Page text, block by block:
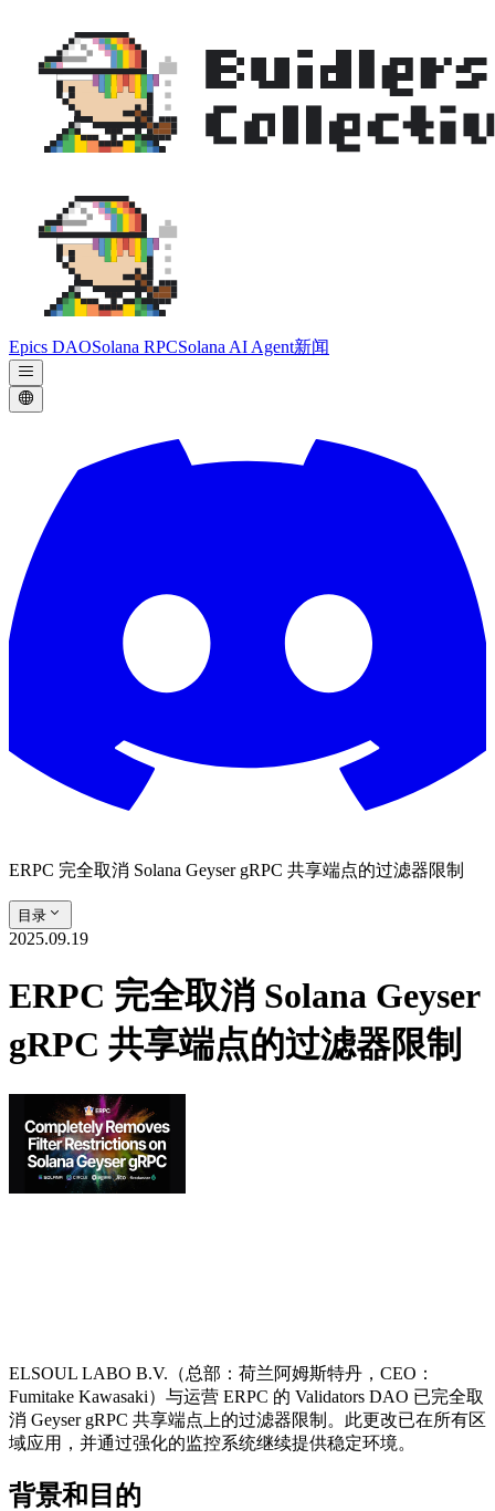
Epics DAOSolana RPCSolana AI Agent新闻
ERPC 完全取消 Solana Geyser gRPC 共享端点的过滤器限制
目录
2025.09.19
ERPC 完全取消 Solana Geyser
gRPC 共享端点的过滤器限制
ELSOUL LABO B.V.（总部：荷兰阿姆斯特丹，CEO：
Fumitake Kawasaki）与运营 ERPC 的 Validators DAO 已完全取
消 Geyser gRPC 共享端点上的过滤器限制。此更改已在所有区
域应用，并通过强化的监控系统继续提供稳定环境。
背景和目的